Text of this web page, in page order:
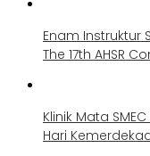
Enam Instruktur
The 17th AHSR
Klinik Mata
Hari